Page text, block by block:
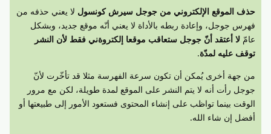
حذف الموقع الإلكتروني من جوجل سيرش كونسول لا يعني حذفه من
فهرس جوجل، وإعادة ربطه بالأداة لا يعني أنّه موقع جديد، وبشكل
عامّ لا أعتقد أنّ جوجل ستعاقب موقعا إلكتروةني فقط لأن النشر
توقف عليه لمدّة.
من جهة أخرى يُمكن أن تكون سرعة الفهرسة مثلا قد تأخّرت لأنّ
جوجل رأت أنه لا يتم النشر على الموقع لمدة طويلة، لكن مع مرور
الوقت بينما تواظب على إنشاء المحتوى فستعود الأمور إلى طبيعتها أو
أفضل إن شاء الله.